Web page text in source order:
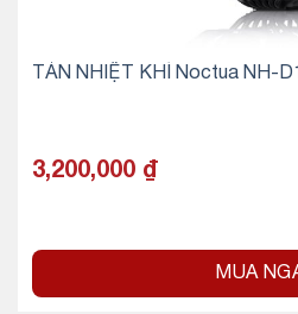
TẢN NHIỆT KHÍ Noctua NH-
3,200,000 ₫
MUA